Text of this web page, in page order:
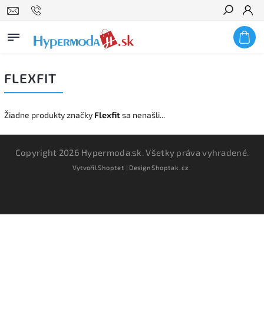
Hľadať
FLEXFIT
Žiadne produkty značky Flexfitsa nenašli...
Copyright 2026 Hypermoda.sk. Všetky práva vyhradené.
VytvořilShoptet | DesignShoptak.cz.